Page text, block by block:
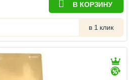
В КОРЗИНУ
в 1 клик